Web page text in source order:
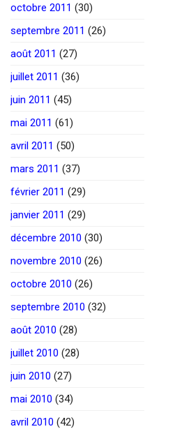
octobre 2011 (30)
septembre 2011 (26)
août 2011 (27)
juillet 2011 (36)
juin 2011 (45)
mai 2011 (61)
avril 2011 (50)
mars 2011 (37)
février 2011 (29)
janvier 2011 (29)
décembre 2010 (30)
novembre 2010 (26)
octobre 2010 (26)
septembre 2010 (32)
août 2010 (28)
juillet 2010 (28)
juin 2010 (27)
mai 2010 (34)
avril 2010 (42)